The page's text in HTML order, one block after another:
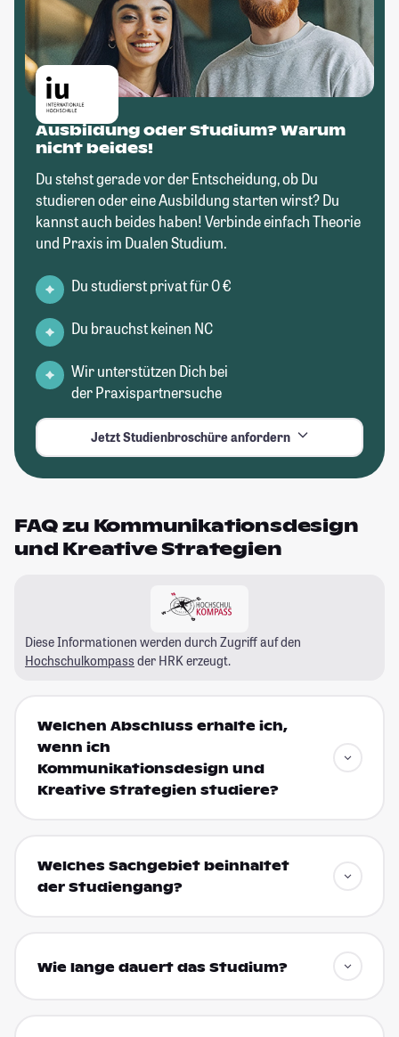
Ausbildung oder Studium? Warum
nicht beides!
Du stehst gerade vor der Entscheidung, ob Du
studieren oder eine Ausbildung starten wirst? Du
kannst auch beides haben! Verbinde einfach Theorie
und Praxis im Dualen Studium.
Du studierst privat für 0 €
Du brauchst keinen NC
Wir unterstützen Dich bei
der Praxispartnersuche
Jetzt Studienbroschüre anfordern
FAQ zu Kommunikationsdesign
und Kreative Strategien
Diese Informationen werden durch Zugriff auf den
Hochschulkompass der HRK erzeugt.
Welchen Abschluss erhalte ich,
wenn ich
Kommunikationsdesign und
Kreative Strategien studiere?
Welches Sachgebiet beinhaltet
der Studiengang?
Wie lange dauert das Studium?